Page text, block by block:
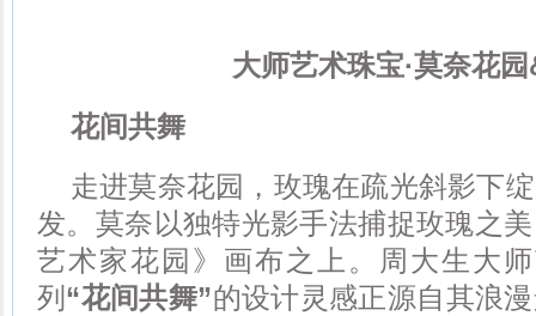
大师艺术珠宝·莫奈花
花间共舞
走进莫奈花园，玫瑰在疏光斜影下
发。莫奈以独特光影手法捕捉玫瑰之
艺术家花园》画布之上。周大生大
列 “花间共舞”的设计灵感正源自其浪